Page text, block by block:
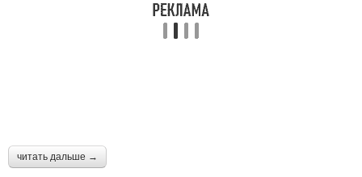
читать дальше →